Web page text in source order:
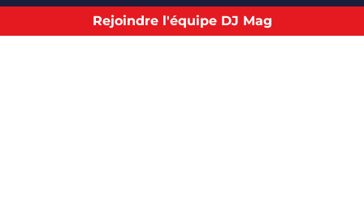
Rejoindre l'équipe DJ Mag